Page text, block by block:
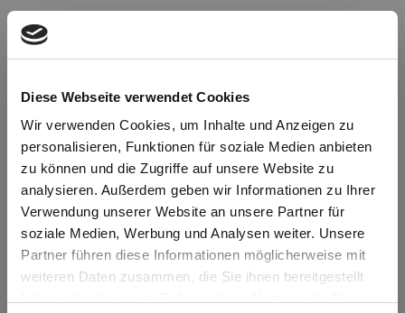
Diese Webseite verwendet Cookies
Wir verwenden Cookies, um Inhalte und Anzeigen zu
personalisieren, Funktionen für soziale Medien anbieten
zu können und die Zugriffe auf unsere Website zu
analysieren. Außerdem geben wir Informationen zu Ihrer
Verwendung unserer Website an unsere Partner für
soziale Medien, Werbung und Analysen weiter. Unsere
Partner führen diese Informationen möglicherweise mit
weiteren Daten zusammen, die Sie ihnen bereitgestellt
Oops!
Something went wrong. Please try refreshing the
app
Refresh